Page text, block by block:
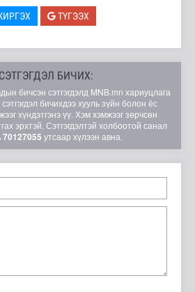
ТҮГЭЭХ
СЭТГЭГДЭЛ БИЧИХ:
бичсэн сэтгэгдэлд MNB.mn хариуцлага
бичихдээ хууль зүйн болон ёс
хүндэтгэнэ үү. Хэм хэмжээг зөрчсөн
эрхтэй. Сэтгэгдэлтэй холбоотой санал
70127055 утсаар хүлээн авна.